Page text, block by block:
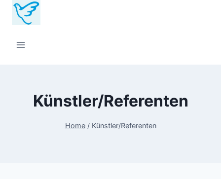
Zum
Inhalt
Künstler/Referenten
Home / Künstler/Referenten